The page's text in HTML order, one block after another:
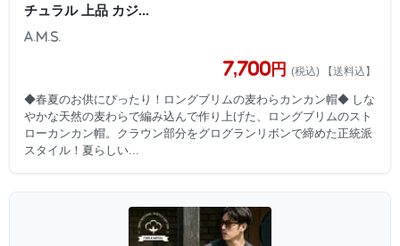
チュラル 上品 カジ...
A.M.S.
7,700円 (税込) 【送料込】
◆春夏のお供にぴったり！ロングブリムの麦わらカンカン帽◆ しな
やかな天然の麦わらで編み込んで作り上げた、ロングブリムのスト
ローカンカン帽。クラウン部分をグログランリボンで締めた正統派
スタイル！夏らしい...